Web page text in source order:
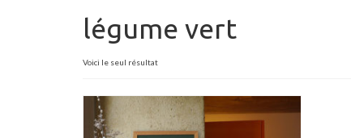
légume vert
Voici le seul résultat